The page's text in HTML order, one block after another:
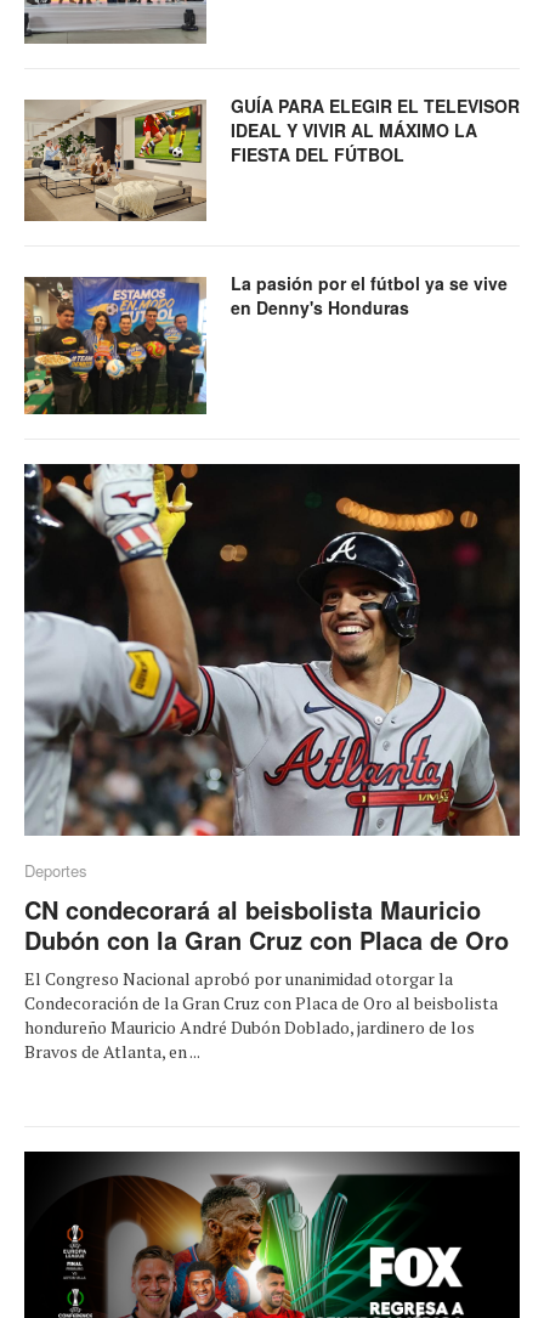
GUÍA PARA ELEGIR EL TELEVISOR
IDEAL Y VIVIR AL MÁXIMO LA
FIESTA DEL FÚTBOL
La pasión por el fútbol ya se vive
en Denny's Honduras
Deportes
CN condecorará al beisbolista Mauricio
Dubón con la Gran Cruz con Placa de Oro
El Congreso Nacional aprobó por unanimidad otorgar la
Condecoración de la Gran Cruz con Placa de Oro al beisbolista
hondureño Mauricio André Dubón Doblado, jardinero de los
Bravos de Atlanta, en ...